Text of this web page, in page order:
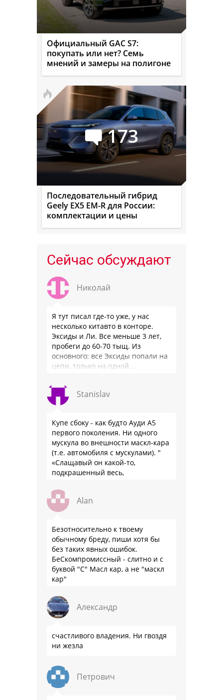
Официальный GAC S7:
покупать или нет? Семь
мнений и замеры на полигоне
173
Последовательный гибрид
Geely EX5 EM-R для России:
комплектации и цены
Сейчас обсуждают
Николай
Я тут писал где-то уже, у нас
несколько китавто в конторе.
Эксиды и Ли. Все меньше 3 лет,
пробеги до 60-70 тыщ. Из
основного: все Эксиды попали на
цепи, только на одной …
Stanislav
Купе сбоку - как будто Ауди А5
первого поколения. Ни одного
мускула во внешности маскл-кара
(т.е. автомобиля с мускулами). "
«Слащавый он какой-то,
подкрашенный весь,
такой... Одно слово — румын»
Alan
Безотносительно к твоему
обычному бреду, пиши хотя бы
без таких явных ошибок.
БеСкомпромиссный - слитно и с
буквой "С" Масл кар, а не "маскл
кар"
Александр
счастливого владения. Ни гвоздя
ни жезла
Петрович